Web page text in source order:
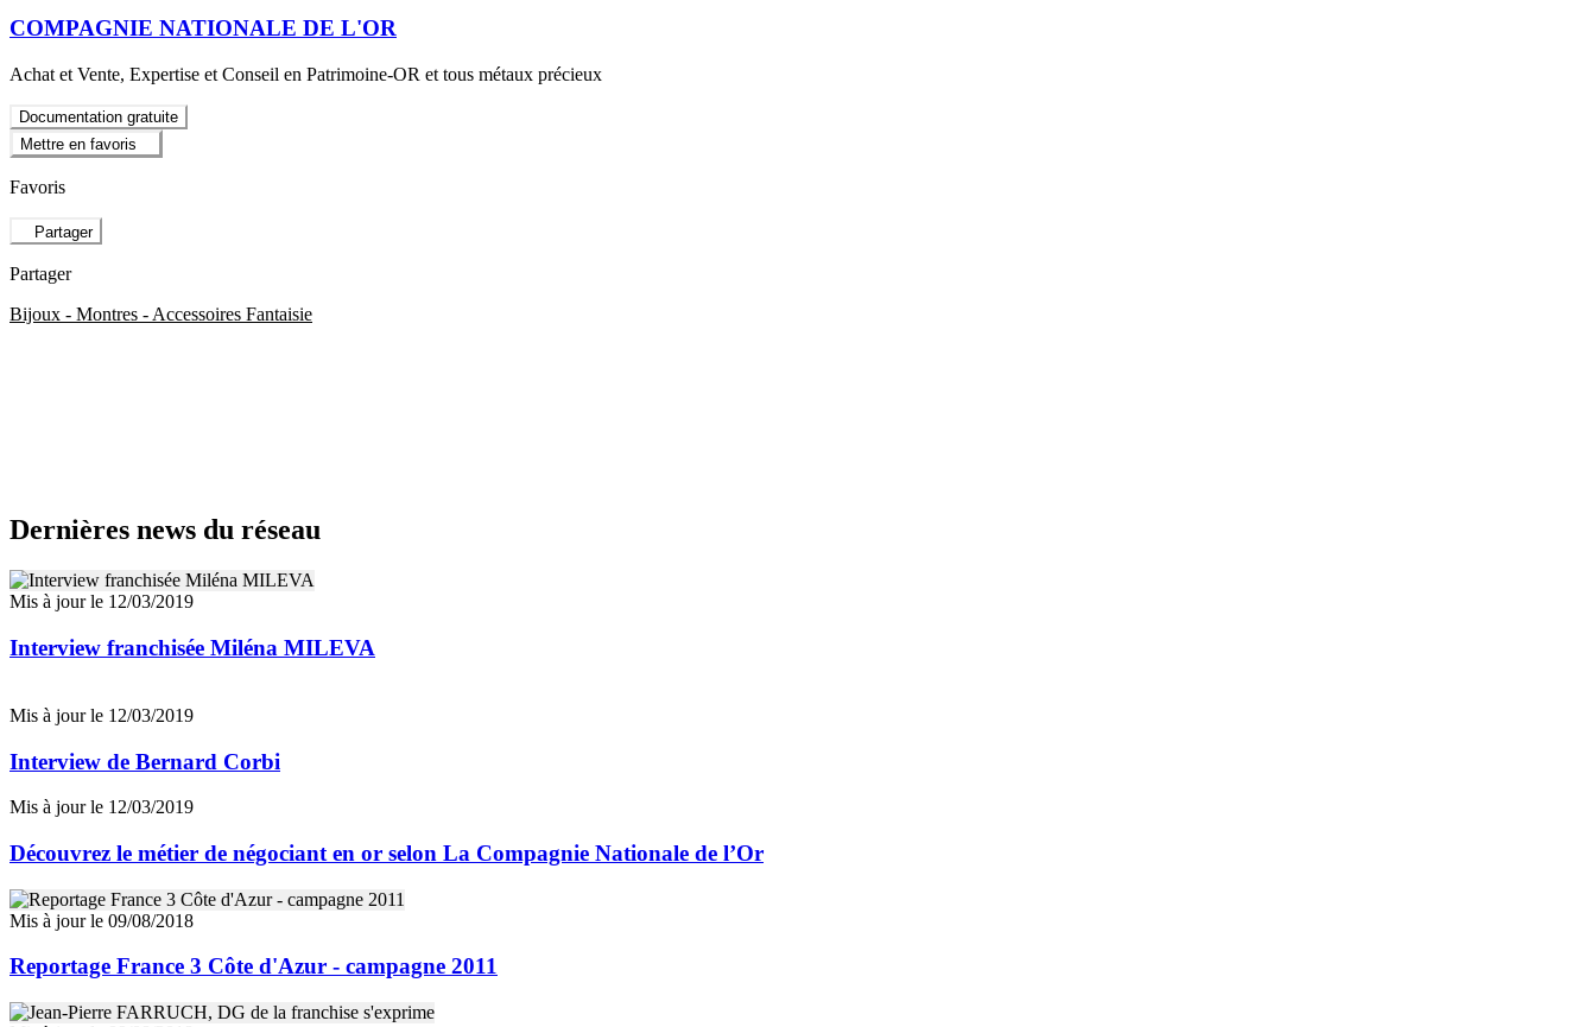
COMPAGNIE NATIONALE DE L'OR
Achat et Vente, Expertise et Conseil en Patrimoine-OR et tous métaux précieux
Documentation gratuite
Mettre en favoris
Favoris
Partager
Partager
Bijoux - Montres - Accessoires Fantaisie
Dernières news du réseau
Mis à jour le 12/03/2019
Interview franchisée Miléna MILEVA
Mis à jour le 12/03/2019
Interview de Bernard Corbi
Mis à jour le 12/03/2019
Découvrez le métier de négociant en or selon La Compagnie Nationale de l’Or
Mis à jour le 09/08/2018
Reportage France 3 Côte d'Azur - campagne 2011